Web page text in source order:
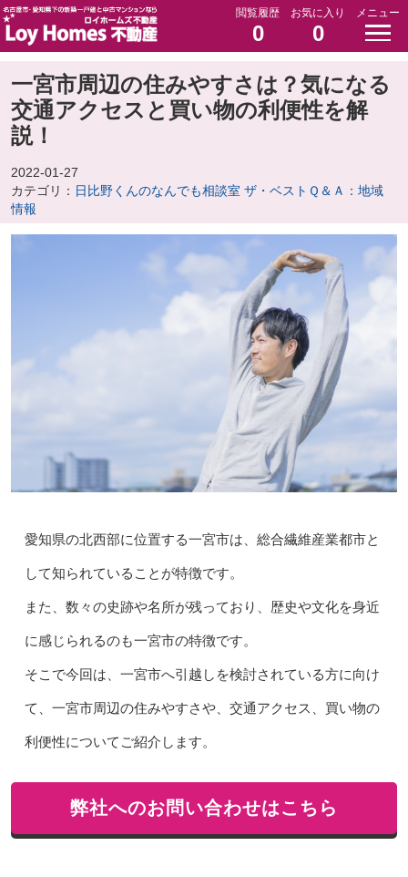
閲覧履歴
0
お気に入り
0
メニュー
一宮市周辺の住みやすさは？気になる
交通アクセスと買い物の利便性を解
説！
2022-01-27
カテゴリ： 日比野くんのなんでも相談室 ザ・ベストＱ＆Ａ：地域
情報
愛知県の北西部に位置する一宮市は、総合繊維産業都市と
して知られていることが特徴です。
また、数々の史跡や名所が残っており、歴史や文化を身近
に感じられるのも一宮市の特徴です。
そこで今回は、一宮市へ引越しを検討されている方に向け
て、一宮市周辺の住みやすさや、交通アクセス、買い物の
利便性についてご紹介します。
弊社へのお問い合わせはこちら